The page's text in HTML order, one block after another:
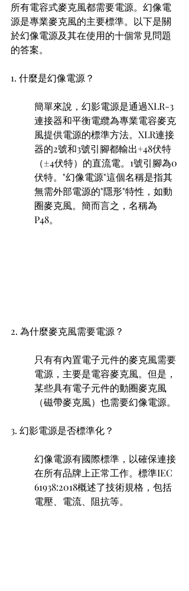
所有電容式麥克風都需要電源。幻像電
源是專業麥克風的主要標準。以下是關
於幻像電源及其在使用的十個常見問題
的答案。
1. 什麼是幻像電源？
簡單來說，幻影電源是通過XLR-3
連接器和平衡電纜為專業電容麥克
風提供電源的標準方法。XLR連接
器的2號和3號引腳都輸出+48伏特
（±4伏特）的直流電。1號引腳為0
伏特。"幻像電源"這個名稱是指其
無需外部電源的"隱形"特性，如動
圈麥克風。簡而言之，名稱為
P48。
2. 為什麼麥克風需要電源？
只有有內置電子元件的麥克風需要
電源，主要是電容麥克風。但是，
某些具有電子元件的動圈麥克風
（磁帶麥克風）也需要幻像電源。
3. 幻影電源是否標準化？
幻像電源有國際標準，以確保連接
在所有品牌上正常工作。標準IEC
61938:2018概述了技術規格，包括
電壓、電流、阻抗等。